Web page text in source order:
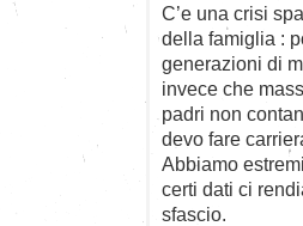
C’e una crisi
della famiglia :
generazioni di
invece che
padri non
devo fare
Abbiamo
certi dati ci
sfascio.